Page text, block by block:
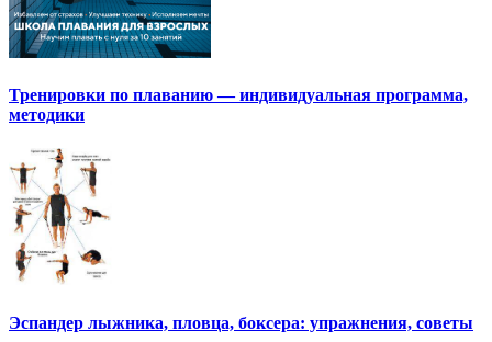
Тренировки по плаванию — индивидуальная программа,
методики
Эспандер лыжника, пловца, боксера: упражнения, советы